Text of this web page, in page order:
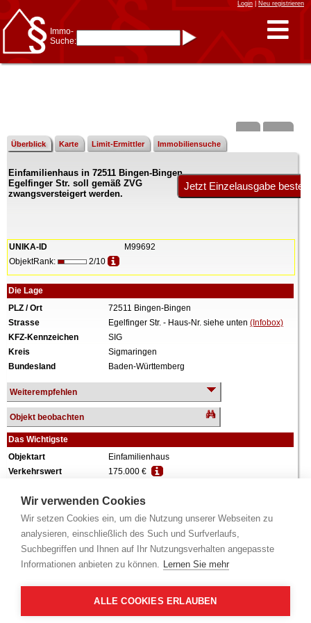
Wir verwenden Cookies
Wir setzen Cookies ein, um die Nutzung unserer Webseiten zu
analysieren, einschließlich des Such und Surfverlaufs,
Suchbegriffen und Ihnen auf Ihr Nutzungsverhalten angepasste
Informationen anbieten zu können. Lernen Sie mehr
ALLE COOKIES ERLAUBEN
Login| Neu registrieren
Immo-
Suche:
z.B.:15 Frankfurtfür
Frankfurt/Oder
und6 Frankfurtfür Frankfurt
Immobiliensuche
nach Kreis
Überblick Karte Limit-Ermittler Immobiliensuche
Einfamilienhaus in 72511 Bingen-Bingen,
Egelfinger Str. soll gemäß ZVG
zwangsversteigert werden.
UNIKA-ID
M99692
ObjektRank:
2/10
Die Lage
PLZ / Ort
72511 Bingen-Bingen
Strasse
Egelfinger Str. - Haus-Nr. siehe unten (Infobox)
KFZ-Kennzeichen
SIG
Kreis
Sigmaringen
Bundesland
Baden-Württemberg
Weiterempfehlen
Objekt beobachten
Das Wichtigste
Objektart
Einfamilienhaus
Verkehrswert
175.000 €
Termin
siehe unten
Baujahr
ca. 1978
Grundstück
593 m²
Wohnfläche
113 m²
Weiteres
1 Geschoss, vollunterkellert,
renovierungsbedürftig, zum Zeitpunkt der
Alle Angaben ohne Gewähr.